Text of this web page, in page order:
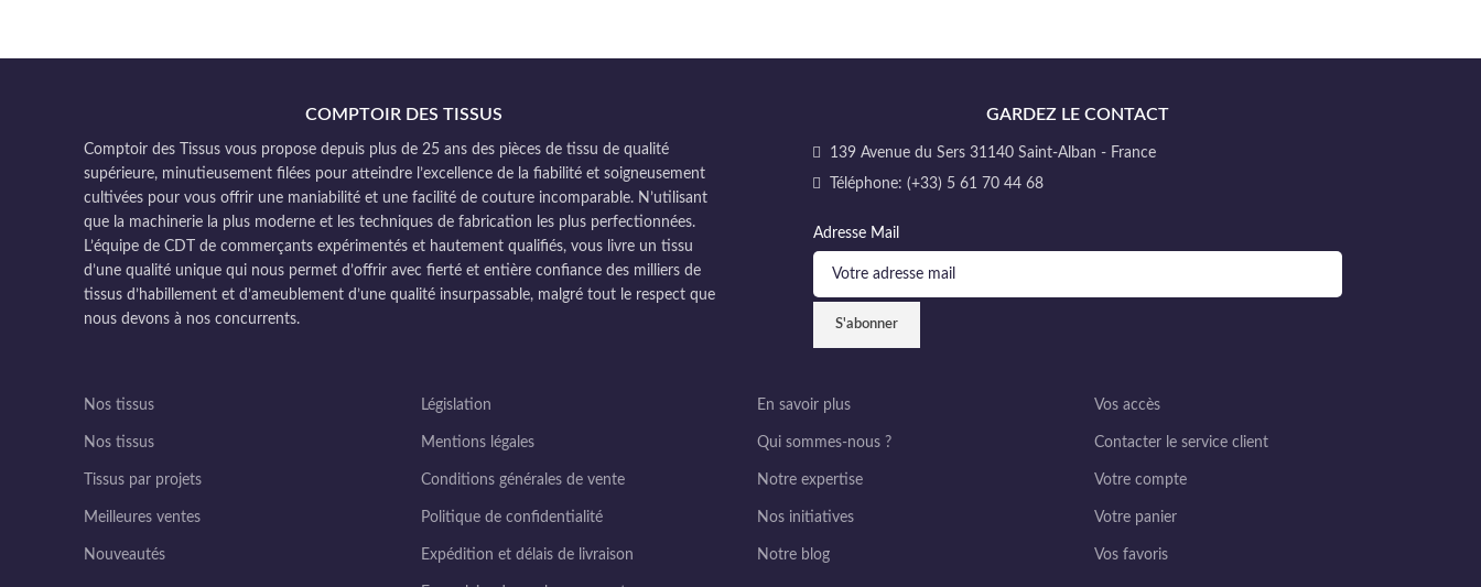
COMPTOIR DES TISSUS
Comptoir des Tissus vous propose depuis plus de 25 ans des pièces de tissu de qualité
supérieure, minutieusement filées pour atteindre l’excellence de la fiabilité et soigneusement
cultivées pour vous offrir une maniabilité et une facilité de couture incomparable. N’utilisant
que la machinerie la plus moderne et les techniques de fabrication les plus perfectionnées.
L’équipe de CDT de commerçants expérimentés et hautement qualifiés, vous livre un tissu
d’une qualité unique qui nous permet d’offrir avec fierté et entière confiance des milliers de
tissus d’habillement et d’ameublement d’une qualité insurpassable, malgré tout le respect que
nous devons à nos concurrents.
GARDEZ LE CONTACT
139 Avenue du Sers 31140 Saint-Alban - France
Téléphone: (+33) 5 61 70 44 68
Adresse Mail
Nos tissus
Nos tissus
Tissus par projets
Meilleures ventes
Nouveautés
Législation
Mentions légales
Conditions générales de vente
Politique de confidentialité
Expédition et délais de livraison
En savoir plus
Qui sommes-nous ?
Notre expertise
Nos initiatives
Notre blog
Vos accès
Contacter le service client
Votre compte
Votre panier
Vos favoris